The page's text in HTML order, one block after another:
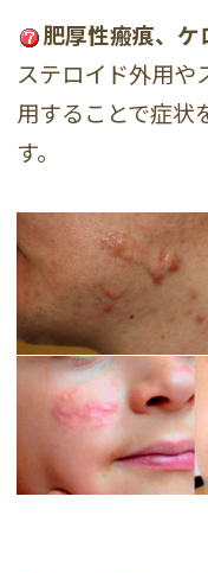
肥厚性瘢痕、ケ
ステロイド外用や
用することで症状
す。